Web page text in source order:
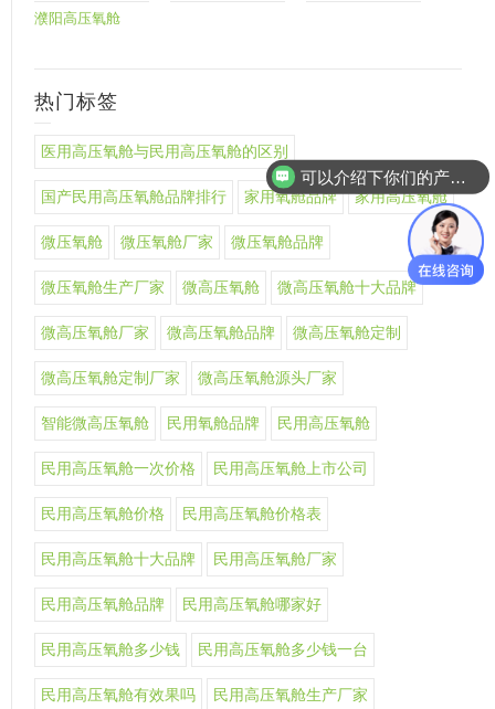
濮阳高压氧舱
热门标签
医用高压氧舱与民用高压氧舱的区别
国产民用高压氧舱品牌排行 家用氧舱品牌 家用高压氧舱
微压氧舱 微压氧舱厂家 微压氧舱品牌
微压氧舱生产厂家 微高压氧舱 微高压氧舱十大品牌
微高压氧舱厂家 微高压氧舱品牌 微高压氧舱定制
微高压氧舱定制厂家 微高压氧舱源头厂家
智能微高压氧舱 民用氧舱品牌 民用高压氧舱
民用高压氧舱一次价格 民用高压氧舱上市公司
民用高压氧舱价格 民用高压氧舱价格表
民用高压氧舱十大品牌 民用高压氧舱厂家
民用高压氧舱品牌 民用高压氧舱哪家好
民用高压氧舱多少钱 民用高压氧舱多少钱一台
民用高压氧舱有效果吗 民用高压氧舱生产厂家
可以介绍下你们的产品么